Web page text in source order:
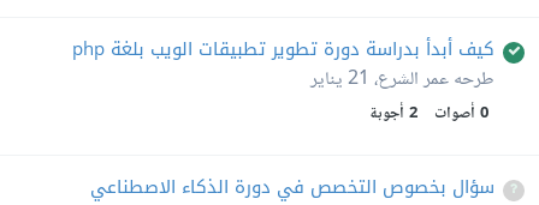
كيف أبدأ بدراسة دورة تطوير تطبيقات الويب بلغة php
طرحهعمر الشرع، 21 يناير
0 أصوات 2 أجوبة
سؤال بخصوص التخصص في دورة الذكاء الاصطناعي